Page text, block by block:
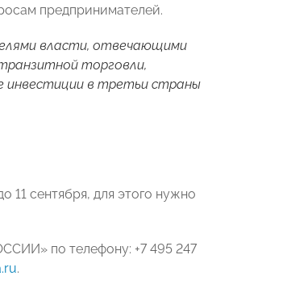
предпринимателей.
власти, отвечающими
торговли,
инвестиции в третьи страны
сентября, для этого нужно
по телефону: +7 495 247
.